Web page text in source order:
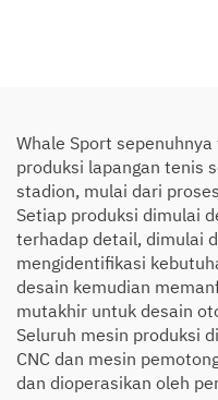
Whale Sport
produksi lapangan tenis
stadion, mulai dari
Setiap produksi dimulai
terhadap detail, dimulai
mengidentifikasi
desain kemudian
mutakhir untuk desain
Seluruh mesin produksi
CNC dan mesin
dan dioperasikan oleh